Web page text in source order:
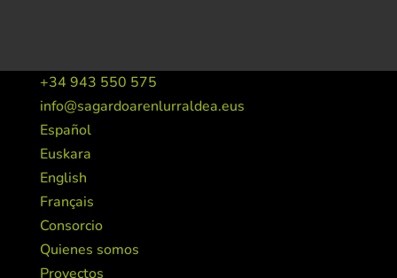
+34 943 550 575
info@sagardoarenlurraldea.eus
Español
Euskara
English
Français
Consorcio
Quienes somos
Proyectos